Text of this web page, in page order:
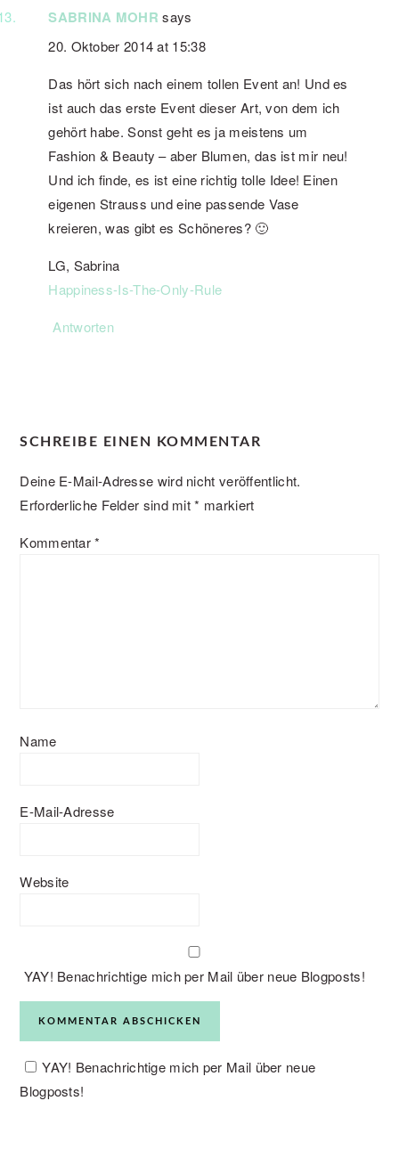
SABRINA MOHR says
20. Oktober 2014 at 15:38
Das hört sich nach einem tollen Event an! Und es
ist auch das erste Event dieser Art, von dem ich
gehört habe. Sonst geht es ja meistens um
Fashion & Beauty – aber Blumen, das ist mir neu!
Und ich finde, es ist eine richtig tolle Idee! Einen
eigenen Strauss und eine passende Vase
kreieren, was gibt es Schöneres? 🙂
LG, Sabrina
Happiness-Is-The-Only-Rule
Antworten
SCHREIBE EINEN KOMMENTAR
Deine E-Mail-Adresse wird nicht veröffentlicht.
Erforderliche Felder sind mit* markiert
Kommentar*
Name
E-Mail-Adresse
Website
YAY! Benachrichtige mich per Mail über neue Blogposts!
YAY! Benachrichtige mich per Mail über neue
Blogposts!